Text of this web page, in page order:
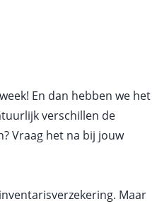
En dan hebben we het
verschillen de
Vraag het na bij jouw
Maar